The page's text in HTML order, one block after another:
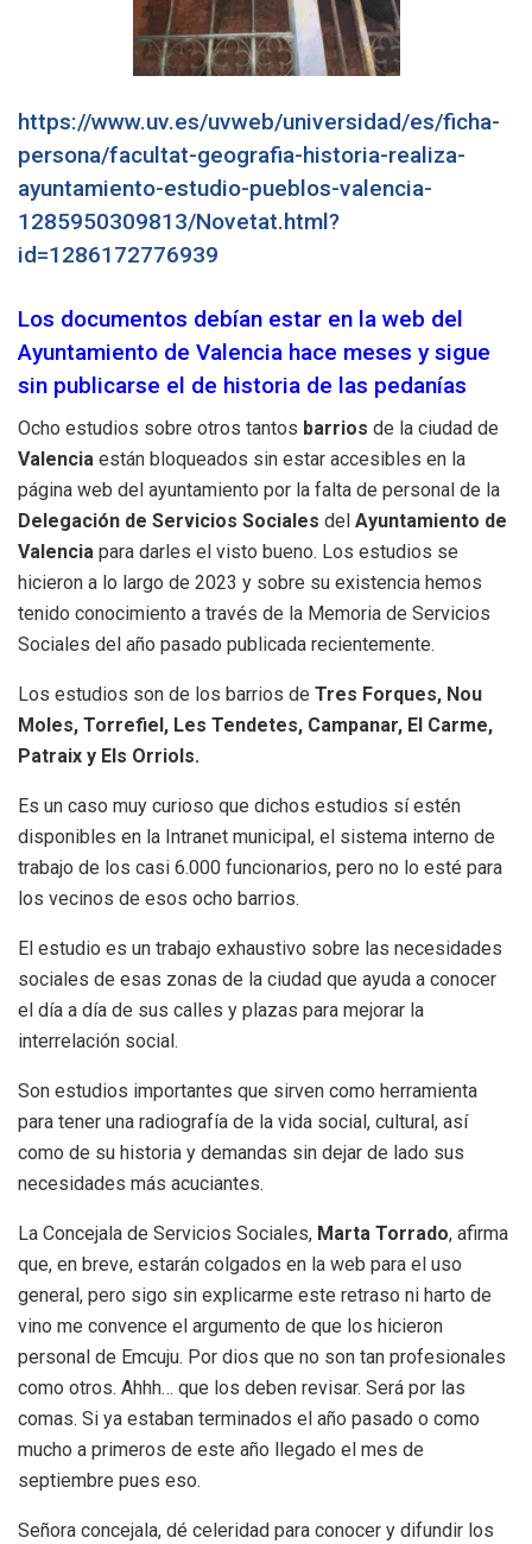
https://www.uv.es/uvweb/universidad/es/ficha-
persona/facultat-geografia-historia-realiza-
ayuntamiento-estudio-pueblos-valencia-
1285950309813/Novetat.html?
id=1286172776939
Los documentos debían estar en la web del
Ayuntamiento de Valencia hace meses y sigue
sin publicarse el de historia de las pedanías
Ocho estudios sobre otros tantos barrios de la ciudad de
Valencia están bloqueados sin estar accesibles en la
página web del ayuntamiento por la falta de personal de la
Delegación de Servicios Sociales del Ayuntamiento de
Valencia para darles el visto bueno. Los estudios se
hicieron a lo largo de 2023 y sobre su existencia hemos
tenido conocimiento a través de la Memoria de Servicios
Sociales del año pasado publicada recientemente.
Los estudios son de los barrios de Tres Forques, Nou
Moles, Torrefiel, Les Tendetes, Campanar, El Carme,
Patraix y Els Orriols.
Es un caso muy curioso que dichos estudios sí estén
disponibles en la Intranet municipal, el sistema interno de
trabajo de los casi 6.000 funcionarios, pero no lo esté para
los vecinos de esos ocho barrios.
El estudio es un trabajo exhaustivo sobre las necesidades
sociales de esas zonas de la ciudad que ayuda a conocer
el día a día de sus calles y plazas para mejorar la
interrelación social.
Son estudios importantes que sirven como herramienta
para tener una radiografía de la vida social, cultural, así
como de su historia y demandas sin dejar de lado sus
necesidades más acuciantes.
La Concejala de Servicios Sociales, Marta Torrado, afirma
que, en breve, estarán colgados en la web para el uso
general, pero sigo sin explicarme este retraso ni harto de
vino me convence el argumento de que los hicieron
personal de Emcuju. Por dios que no son tan profesionales
como otros. Ahhh… que los deben revisar. Será por las
comas. Si ya estaban terminados el año pasado o como
mucho a primeros de este año llegado el mes de
septiembre pues eso.
Señora concejala, dé celeridad para conocer y difundir los